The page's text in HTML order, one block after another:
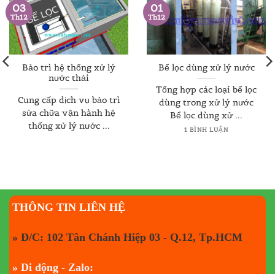
Bảo trì hệ thống xử lý
nước thải
Cung cấp dịch vụ bảo trì
sửa chữa vận hành hệ
thống xử lý nước ...
03
Th12
Bể lọc dùng xử lý nước
Tổng hợp các loại bể lọc
dùng trong xử lý nước
Bể lọc dùng xử ...
1 BÌNH LUẬN
01
Th12
THÔNG TIN LIÊN HỆ
» Đ/C: 102 Tân Chánh Hiệp 03 - Q.12, Tp.HCM
» Di động - Zalo: